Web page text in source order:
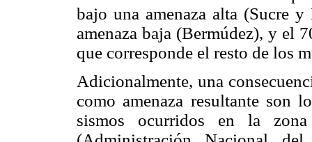
bajo una amenaza alta (Sucre
amenaza baja (Bermúdez), y el
que corresponde el resto de los
Adicionalmente, una
como amenaza resultante son
sismos ocurridos en la